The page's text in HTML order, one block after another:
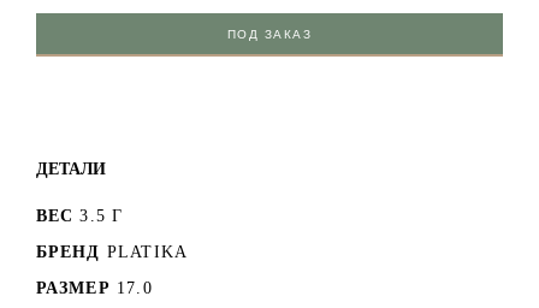
ПОД ЗАКАЗ
ДЕТАЛИ
ВЕС 3.5 Г
БРЕНД PLATIKA
РАЗМЕР 17.0